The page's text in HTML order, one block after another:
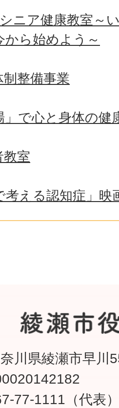
ニア健康教室～
から始めよう～
整備事業
」で心と身体の健
教室
考える認知症」映
川県綾瀬市早川
77-1111（代表